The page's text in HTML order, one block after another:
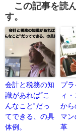
この記事を読
す。
会計と税務の知
識があれば“こ
んなこと”だっ
てできる、の具
体例。
プ
ィ
から
マ
革